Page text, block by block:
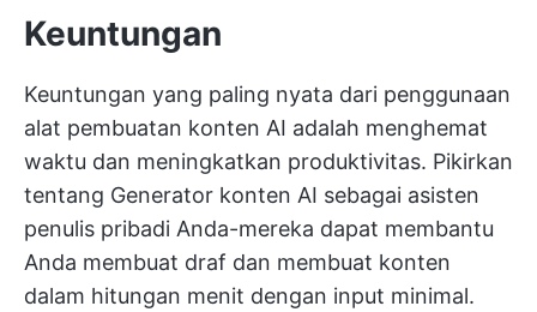
Keuntungan
Keuntungan yang paling nyata dari penggunaan
alat pembuatan konten AI adalah menghemat
waktu dan meningkatkan produktivitas. Pikirkan
tentang Generator konten AI sebagai asisten
penulis pribadi Anda-mereka dapat membantu
Anda membuat draf dan membuat konten
dalam hitungan menit dengan input minimal.